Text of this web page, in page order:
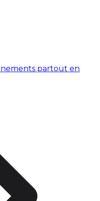
partout en